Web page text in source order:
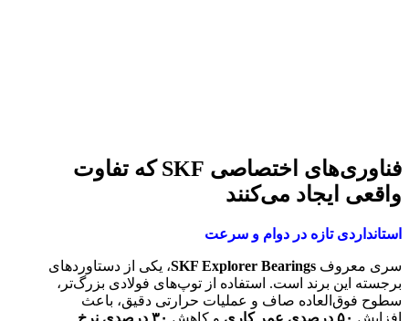
فناوری‌های اختصاصی SKF که تفاوت
واقعی ایجاد می‌کنند
استانداردی تازه در دوام و سرعت
سری معروف SKF Explorer Bearings، یکی از دستاوردهای
برجسته این برند است. استفاده از توپ‌های فولادی بزرگ‌تر،
سطوح فوق‌العاده صاف و عملیات حرارتی دقیق، باعث
افزایش ۵۰ درصدی عمر کاری و کاهش ۳۰ درصدی نرخ